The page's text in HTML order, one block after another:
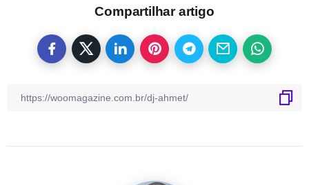
Compartilhar artigo